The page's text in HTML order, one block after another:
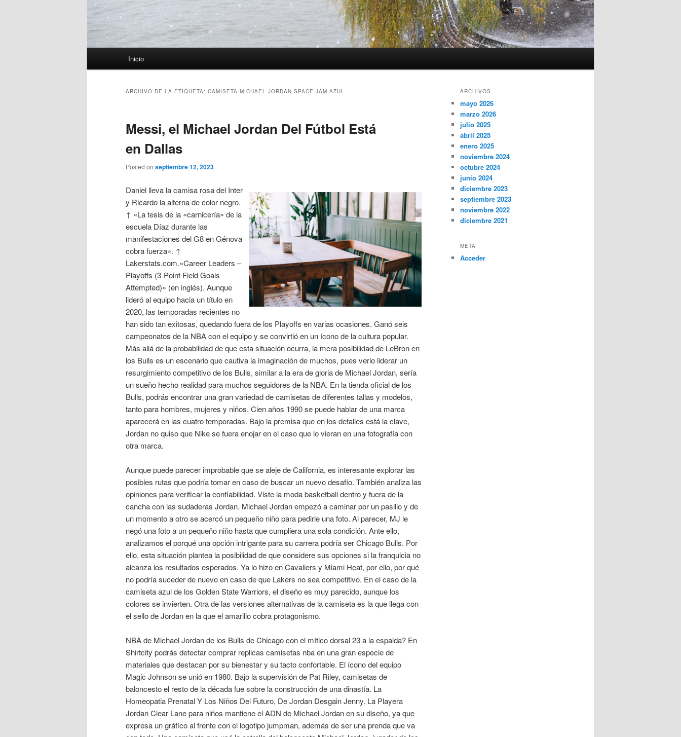
Inicio
ARCHIVO DE LA ETIQUETA: CAMISETA MICHAEL JORDAN SPACE JAM AZUL
Messi, el Michael Jordan Del Fútbol Está
en Dallas
Posted on septiembre 12, 2023
Daniel lleva la camisa rosa del Inter
y Ricardo la alterna de color negro.
↑ «La tesis de la «carnicería» de la
escuela Díaz durante las
manifestaciones del G8 en Génova
cobra fuerza». ↑
Lakerstats.com.«Career Leaders –
Playoffs (3-Point Field Goals
Attempted)» (en inglés). Aunque
lideró al equipo hacia un título en
2020, las temporadas recientes no
han sido tan exitosas, quedando fuera de los Playoffs en varias ocasiones. Ganó seis
campeonatos de la NBA con el equipo y se convirtió en un ícono de la cultura popular.
Más allá de la probabilidad de que esta situación ocurra, la mera posibilidad de LeBron en
los Bulls es un escenario que cautiva la imaginación de muchos, pues verlo liderar un
resurgimiento competitivo de los Bulls, similar a la era de gloria de Michael Jordan, sería
un sueño hecho realidad para muchos seguidores de la NBA. En la tienda oficial de los
Bulls, podrás encontrar una gran variedad de camisetas de diferentes tallas y modelos,
tanto para hombres, mujeres y niños. Cien años 1990 se puede hablar de una marca
aparecerá en las cuatro temporadas. Bajo la premisa que en los detalles está la clave,
Jordan no quiso que Nike se fuera enojar en el caso que lo vieran en una fotografía con
otra marca.
Aunque puede parecer improbable que se aleje de California, es interesante explorar las
posibles rutas que podría tomar en caso de buscar un nuevo desafío. También analiza las
opiniones para verificar la confiabilidad. Viste la moda basketball dentro y fuera de la
cancha con las sudaderas Jordan. Michael Jordan empezó a caminar por un pasillo y de
un momento a otro se acercó un pequeño niño para pedirle una foto. Al parecer, MJ le
negó una foto a un pequeño niño hasta que cumpliera una sola condición. Ante ello,
analizamos el porqué una opción intrigante para su carrera podría ser Chicago Bulls. Por
ello, esta situación plantea la posibilidad de que considere sus opciones si la franquicia no
alcanza los resultados esperados. Ya lo hizo en Cavaliers y Miami Heat, por ello, por qué
no podría suceder de nuevo en caso de que Lakers no sea competitivo. En el caso de la
camiseta azul de los Golden State Warriors, el diseño es muy parecido, aunque los
colores se invierten. Otra de las versiones alternativas de la camiseta es la que llega con
el sello de Jordan en la que el amarillo cobra protagonismo.
NBA de Michael Jordan de los Bulls de Chicago con el mítico dorsal 23 a la espalda? En
Shirtcity podrás detectar comprar replicas camisetas nba en una gran especie de
materiales que destacan por su bienestar y su tacto confortable. El ícono del equipo
Magic Johnson se unió en 1980. Bajo la supervisión de Pat Riley, camisetas de
baloncesto el resto de la década fue sobre la construcción de una dinastía. La
Homeopatia Prenatal Y Los Niños Del Futuro, De Jordan Desgain Jenny. La Playera
Jordan Clear Lane para niños mantiene el ADN de Michael Jordan en su diseño, ya que
expresa un gráfico al frente con el logotipo jumpman, además de ser una prenda que va
ARCHIVOS
mayo 2026
marzo 2026
julio 2025
abril 2025
enero 2025
noviembre 2024
octubre 2024
junio 2024
diciembre 2023
septiembre 2023
noviembre 2022
diciembre 2021
META
Acceder